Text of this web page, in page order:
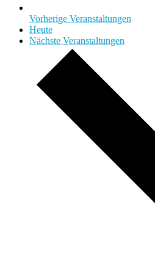
Vorherige Veranstaltungen
Heute
Nächste Veranstaltungen